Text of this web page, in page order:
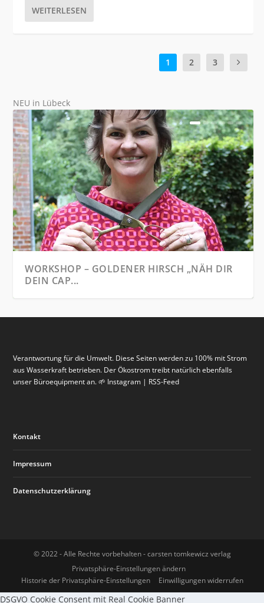
WEITERLESEN
1 2 3
NEU in Lübeck
– GOLDENER HIRSCH „NÄH DIR
CAP...
VERPACKUNGEN SELBST G...
(ZEBRAFISCH) IM GOLDEN...
WORKSHOP HERBSTKRÄN...
Verantwortung für die Umwelt. Diese Seiten werden zu 100% mit Strom
aus Wasserkraft betrieben. Der Ökostrom treibt natürlich ebenfalls
unser Büroequipment an. 🌱 Instagram | RSS-Feed
Kontakt
Impressum
Datenschutzerklärung
© 2022 - Alle Rechte vorbehalten - carsten tomkewicz verlag
Privatsphäre-Einstellungen ändern
Historie der Privatsphäre-Einstellungen
Einwilligungen widerrufen
DSGVO Cookie Consent mit Real Cookie Banner